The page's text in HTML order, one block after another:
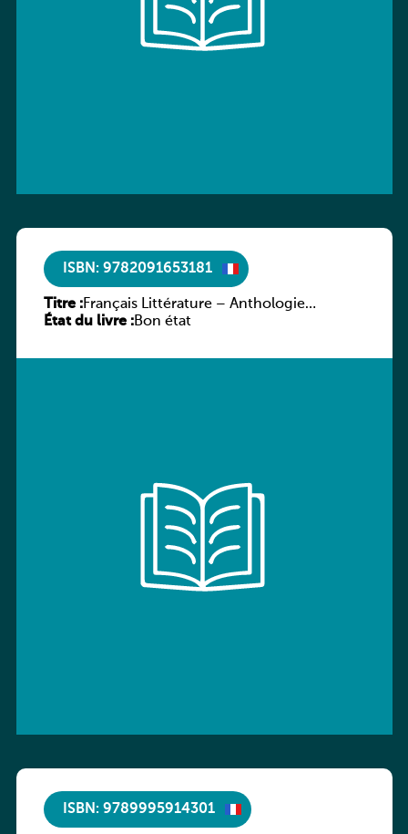
ISBN: 9782091653181
Titre :Français Littérature – Anthologie
chronologique 2de/1re
État du livre :Bon état
ISBN: 9789995914301